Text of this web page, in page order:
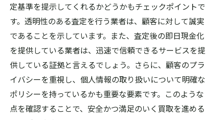
定基準を提示してくれるかどうかもチェックポイントで
す。透明性のある査定を行う業者は、顧客に対して誠実
であることを示しています。また、査定後の即日現金化
を提供している業者は、迅速で信頼できるサービスを提
供している証拠と言えるでしょう。さらに、顧客のプラ
イバシーを重視し、個人情報の取り扱いについて明確な
ポリシーを持っているかも重要な要素です。このような
点を確認することで、安全かつ満足のいく買取を進める